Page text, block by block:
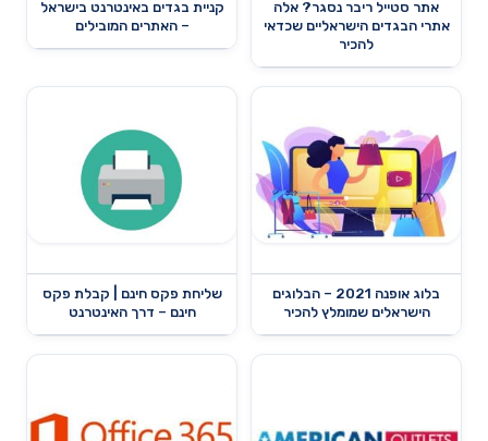
אתר סטייל ריבר נסגר? אלה
אתרי הבגדים הישראליים שכדאי
להכיר
קניית בגדים באינטרנט בישראל
– האתרים המובילים
בלוג אופנה 2021 – הבלוגים
הישראלים שמומלץ להכיר
שליחת פקס חינם | קבלת פקס
חינם – דרך האינטרנט